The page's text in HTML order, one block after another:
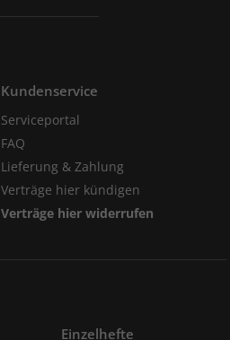
Kundenservice
Serviceportal
FAQ
Lieferung & Zahlung
Verträge hier kündigen
Verträge hier widerrufen
Einzelhefte